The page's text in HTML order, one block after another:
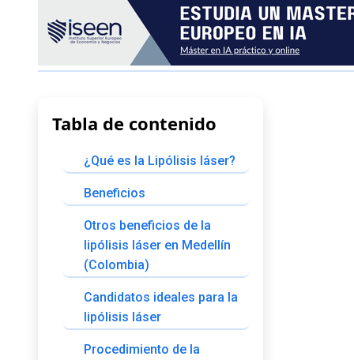
Tabla de contenido
¿Qué es la Lipólisis láser?
Beneficios
Otros beneficios de la
lipólisis láser en Medellín
(Colombia)
Candidatos ideales para la
lipólisis láser
Procedimiento de la